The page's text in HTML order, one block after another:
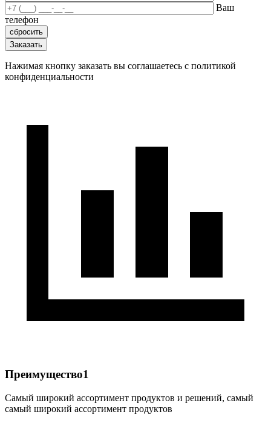
Ваш
телефон
Нажимая кнопку заказать вы соглашаетесь с политикой
конфиденциальности
Преимущество1
Самый широкий ассортимент продуктов и решений, самый
самый широкий ассортимент продуктов